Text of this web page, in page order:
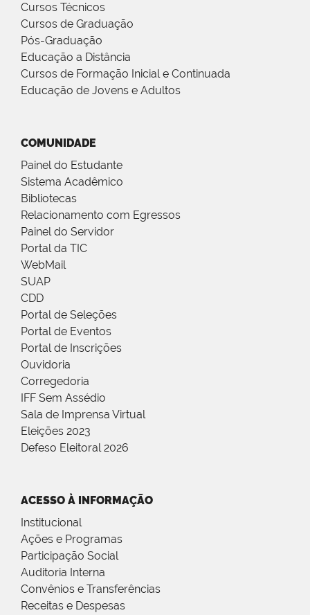
Cursos Técnicos
Cursos de Graduação
Pós-Graduação
Educação a Distância
Cursos de Formação Inicial e Continuada
Educação de Jovens e Adultos
COMUNIDADE
Painel do Estudante
Sistema Acadêmico
Bibliotecas
Relacionamento com Egressos
Painel do Servidor
Portal da TIC
WebMail
SUAP
CDD
Portal de Seleções
Portal de Eventos
Portal de Inscrições
Ouvidoria
Corregedoria
IFF Sem Assédio
Sala de Imprensa Virtual
Eleições 2023
Defeso Eleitoral 2026
ACESSO À INFORMAÇÃO
Institucional
Ações e Programas
Participação Social
Auditoria Interna
Convênios e Transferências
Receitas e Despesas